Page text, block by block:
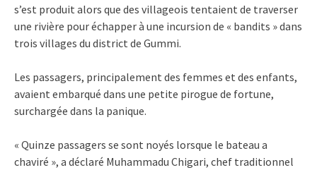
s’est produit alors que des villageois tentaient de traverser
une rivière pour échapper à une incursion de « bandits » dans
trois villages du district de Gummi.
Les passagers, principalement des femmes et des enfants,
avaient embarqué dans une petite pirogue de fortune,
surchargée dans la panique.
« Quinze passagers se sont noyés lorsque le bateau a
chaviré », a déclaré Muhammadu Chigari, chef traditionnel